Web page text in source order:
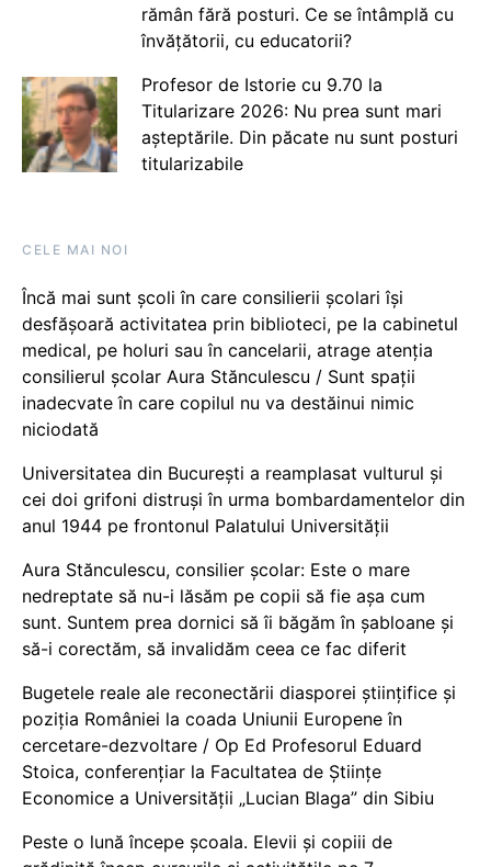
rămân fără posturi. Ce se întâmplă cu
învățătorii, cu educatorii?
Profesor de Istorie cu 9.70 la
Titularizare 2026: Nu prea sunt mari
așteptările. Din păcate nu sunt posturi
titularizabile
CELE MAI NOI
Încă mai sunt școli în care consilierii școlari își
desfășoară activitatea prin biblioteci, pe la cabinetul
medical, pe holuri sau în cancelarii, atrage atenția
consilierul școlar Aura Stănculescu / Sunt spații
inadecvate în care copilul nu va destăinui nimic
niciodată
Universitatea din București a reamplasat vulturul și
cei doi grifoni distruși în urma bombardamentelor din
anul 1944 pe frontonul Palatului Universității
Aura Stănculescu, consilier școlar: Este o mare
nedreptate să nu-i lăsăm pe copii să fie așa cum
sunt. Suntem prea dornici să îi băgăm în șabloane și
să-i corectăm, să invalidăm ceea ce fac diferit
Bugetele reale ale reconectării diasporei științifice și
poziția României la coada Uniunii Europene în
cercetare-dezvoltare / Op Ed Profesorul Eduard
Stoica, conferențiar la Facultatea de Științe
Economice a Universității „Lucian Blaga” din Sibiu
Peste o lună începe școala. Elevii și copiii de